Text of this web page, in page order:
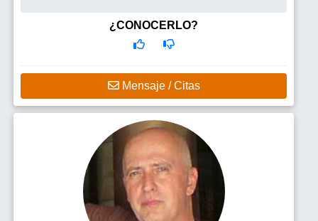
¿CONOCERLO?
Mensaje / Citas